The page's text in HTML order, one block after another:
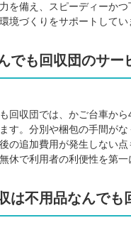
を備え、スピーディーか
境づくりをサポートしてい
でも回収団のサー
回収団では、かご台車か
す。分別や梱包の手間が
の追加費用が発生しない
休で利用者の利便性を第
は不用品なんでも